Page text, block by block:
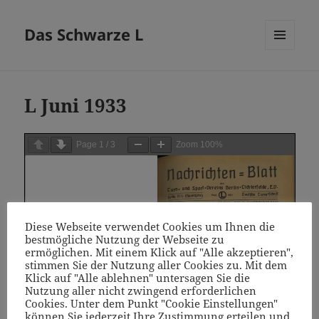
Das Schwarze L
L Juni 1933
Page 1 / 3 Zoom 100%
Diese Webseite verwendet Cookies um Ihnen die
bestmögliche Nutzung der Webseite zu
ermöglichen. Mit einem Klick auf "Alle akzeptieren",
stimmen Sie der Nutzung aller Cookies zu. Mit dem
Klick auf "Alle ablehnen" untersagen Sie die
Nutzung aller nicht zwingend erforderlichen
Cookies. Unter dem Punkt "Cookie Einstellungen"